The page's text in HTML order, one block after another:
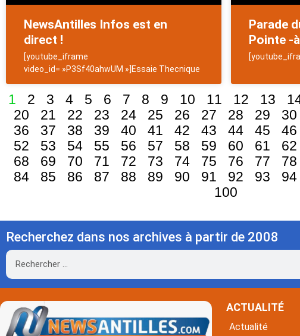
NewsAntilles Infos est en
direct !
[youtube_iframe
video_id= »P3Sf40ahwUM »]Essaie Thecnique
Parade
Pointe -
1 2 3 4 5 6 7 8 9 10 11 12 13
20
21 22 23 24 25 26 27 28 29 30
36
37 38 39 40 41 42 43 44 45 46
52
53 54 55 56 57 58 59 60 61 62
68
69 70 71 72 73 74 75 76 77 78
84
85 86 87 88 89 90 91 92 93 94
100
Recherchez dans nos archives à partir de 2008
Rechercher
ACTUALITÉ
Actualité